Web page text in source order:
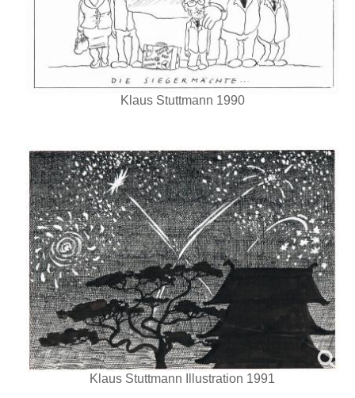
Klaus Stuttmann 1990
Klaus Stuttmann Illustration 1991